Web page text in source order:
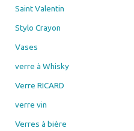
Saint Valentin
Stylo Crayon
Vases
verre à Whisky
Verre RICARD
verre vin
Verres à bière